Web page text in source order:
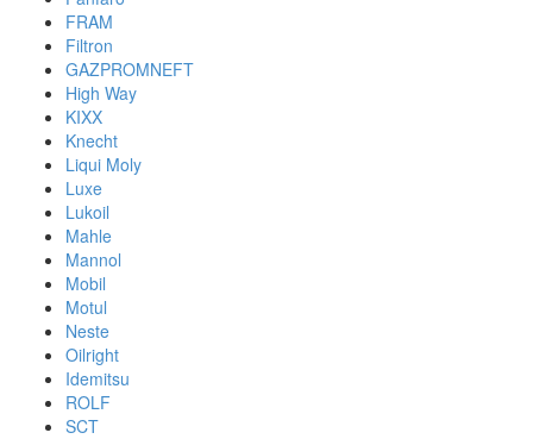
FRAM
Filtron
GAZPROMNEFT
High Way
KIXX
Knecht
Liqui Moly
Luxe
Lukoil
Mahle
Mannol
Mobil
Motul
Neste
Oilright
Idemitsu
ROLF
SCT